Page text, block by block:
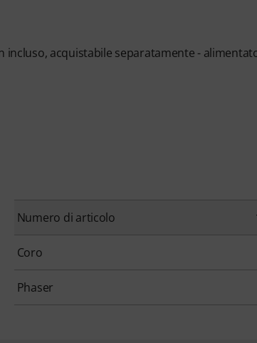
acquistabile separatamente -
Numero di articolo
Coro
Phaser